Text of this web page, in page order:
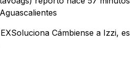
Cámbiense a Izzi, es